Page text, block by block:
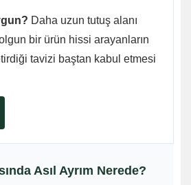
Daha uzun tutuş alanı
bir ürün hissi arayanların
tavizi baştan kabul etmesi
Asıl Ayrım Nerede?